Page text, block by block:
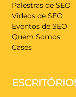
Palestras de SEO
Videos de SEO
Eventos de SEO
Quem Somos
Cases